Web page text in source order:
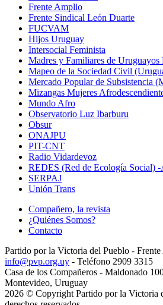
Frente Amplio
Frente Sindical León Duarte
FUCVAM
Hijos Uruguay
Intersocial Feminista
Madres y Familiares de Uruguayos
Mapeo de la Sociedad Civil
Mercado Popular de Subsistencia
Mizangas Mujeres
Mundo Afro
Observatorio Luz Ibarburu
Obsur
ONAJPU
PIT-CNT
Radio Vidardevoz
REDES (Red de Ecología Social)
SERPAJ
Unión Trans
Compañero, la revista
¿Quiénes Somos?
Contacto
Partido por la Victoria del Pueblo -
info@pvp.org.uy - Teléfono 2909 3315
Casa de los Compañeros - Maldonado
Montevideo, Uruguay
2026 © Copyright Partido por la Victoria